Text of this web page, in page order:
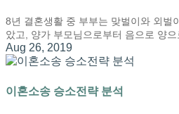
8년 결혼생활 중 부부는 맞벌이와 외벌
았고, 양가 부모님으로부터 음으로 양
Aug 26, 2019
이혼소송 승소전략 분석